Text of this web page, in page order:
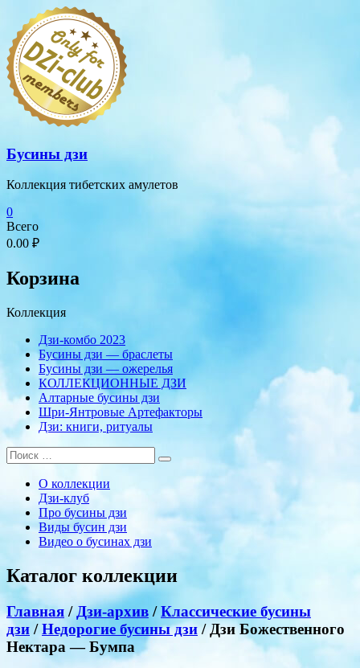
Перейти
содержимому
Бусины дзи
Коллекция тибетских амулетов
0
Всего
0.00 ₽
Корзина
Коллекция
Дзи-комбо 2023
Бусины дзи — браслеты
Бусины дзи — ожерелья
КОЛЛЕКЦИОННЫЕ ДЗИ
Алтарные бусины дзи
Шри-Янтровые Артефакторы
Дзи: книги, ритуалы
О коллекции
Дзи-клуб
Про бусины дзи
Виды бусин дзи
Видео о бусинах дзи
Каталог коллекции
Главная /Дзи-архив /Классические бусины
дзи /Недорогие бусины дзи/ Дзи Божественного
Нектара — Бумпа